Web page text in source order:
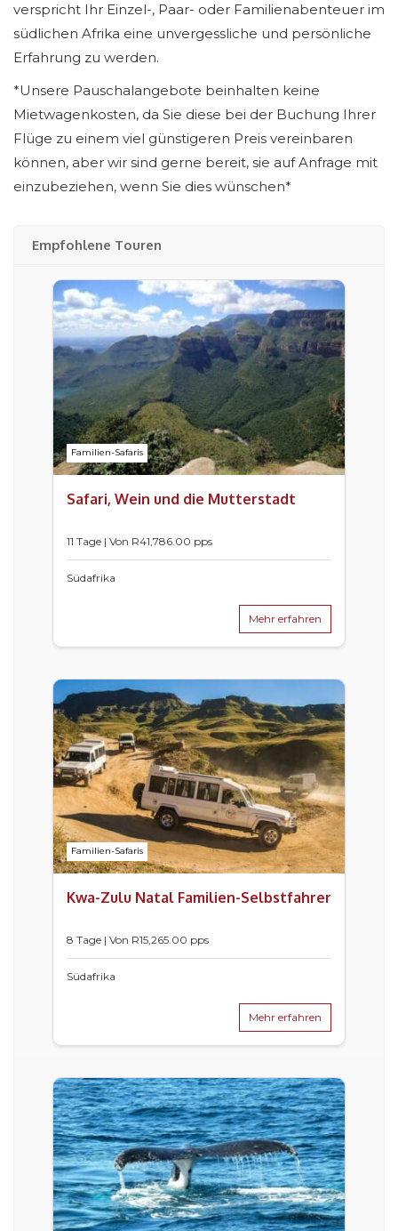
verspricht Ihr Einzel-, Paar- oder Familienabenteuer im
südlichen Afrika eine unvergessliche und persönliche
Erfahrung zu werden.
*Unsere Pauschalangebote beinhalten keine
Mietwagenkosten, da Sie diese bei der Buchung Ihrer
Flüge zu einem viel günstigeren Preis vereinbaren
können, aber wir sind gerne bereit, sie auf Anfrage mit
einzubeziehen, wenn Sie dies wünschen*
Empfohlene Touren
Familien-Safaris
Safari, Wein und die Mutterstadt
11 Tage | Von R41,786.00 pps
Südafrika
Mehr erfahren
Familien-Safaris
Kwa-Zulu Natal Familien-Selbstfahrer
8 Tage | Von R15,265.00 pps
Südafrika
Mehr erfahren